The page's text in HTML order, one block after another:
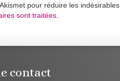
pour réduire les indésirables.
sont traitées
contact